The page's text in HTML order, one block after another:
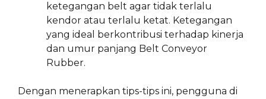
ketegangan belt agar tidak terlalu
kendor atau terlalu ketat. Ketegangan
yang ideal berkontribusi terhadap kinerja
dan umur panjang Belt Conveyor
Rubber.
Dengan menerapkan tips-tips ini, pengguna di